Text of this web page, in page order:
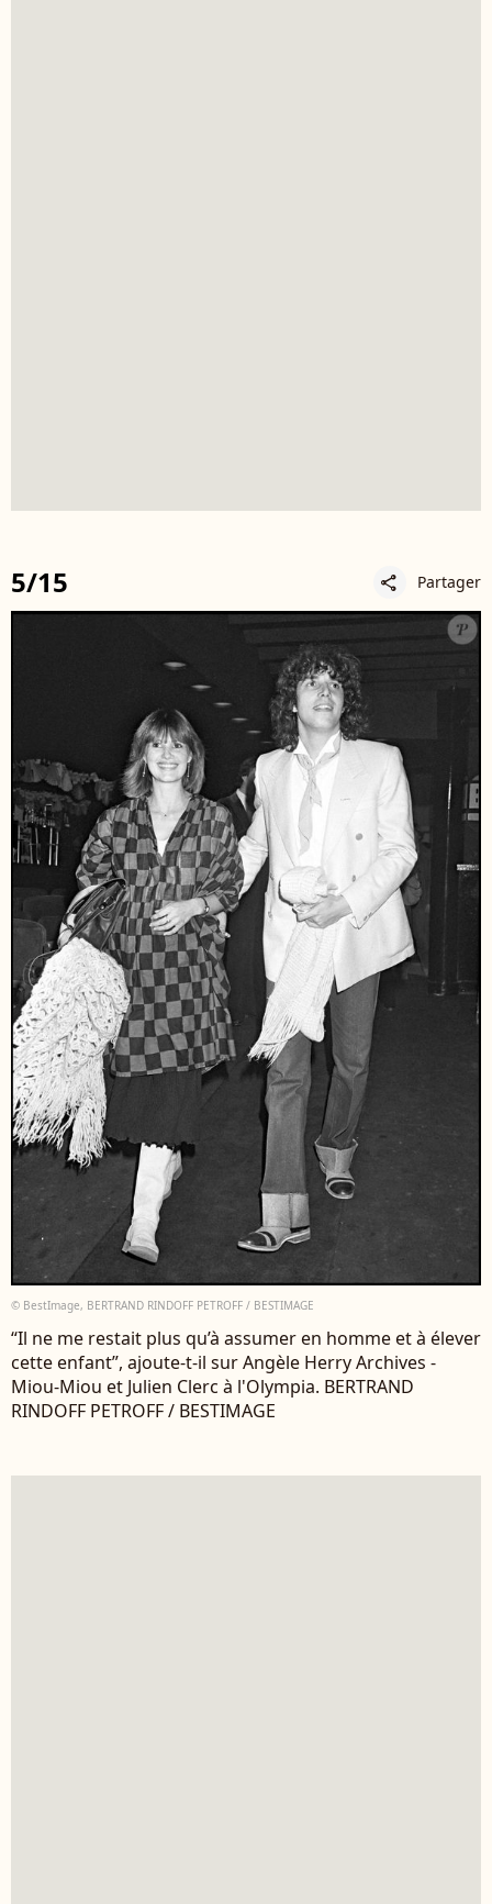
5/15 share Partager
© BestImage, BERTRAND RINDOFF PETROFF / BESTIMAGE
“Il ne me restait plus qu’à assumer en homme et à élever
cette enfant”, ajoute-t-il sur Angèle Herry Archives -
Miou-Miou et Julien Clerc à l'Olympia. BERTRAND
RINDOFF PETROFF / BESTIMAGE